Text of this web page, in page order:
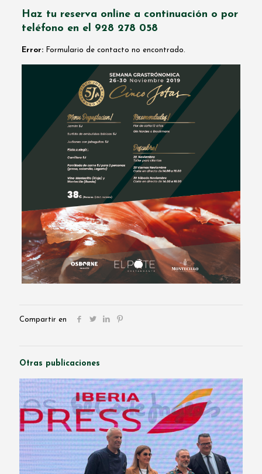
Haz tu reserva online a continuación o por
teléfono en el 928 278 058
Error:Formulario de contacto no encontrado.
Compartir en
Otras publicaciones